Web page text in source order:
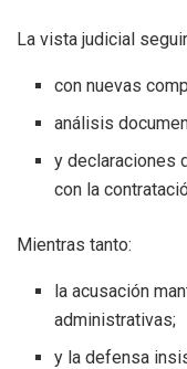
La vista judicial
con nuevas
análisis
y declaraciones
con la
Mientras tanto:
la acusación
administrativas;
y la defensa